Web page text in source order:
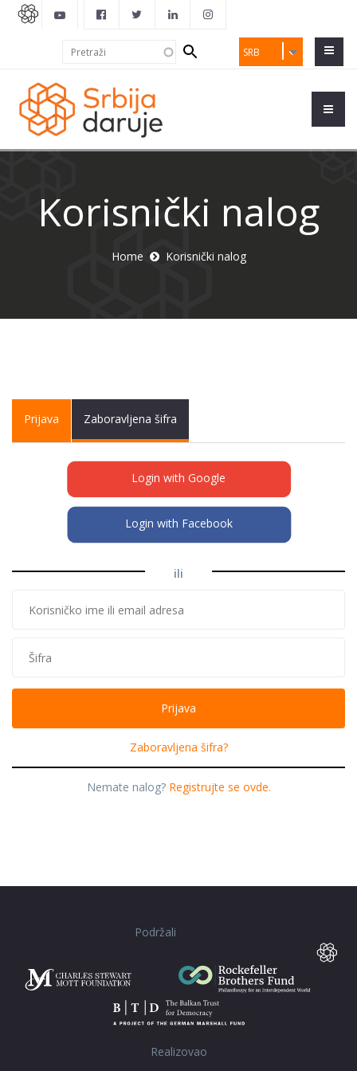
SRB
Search
form
Korisnički nalog
Home Korisnički nalog
Primary tabs
Prijava (activeZaboravljena šifra
Login with Google
Login with Facebook
ili
Zaboravljena šifra?
Nemate nalog? Registrujte se ovde.
Podržali
Realizovao